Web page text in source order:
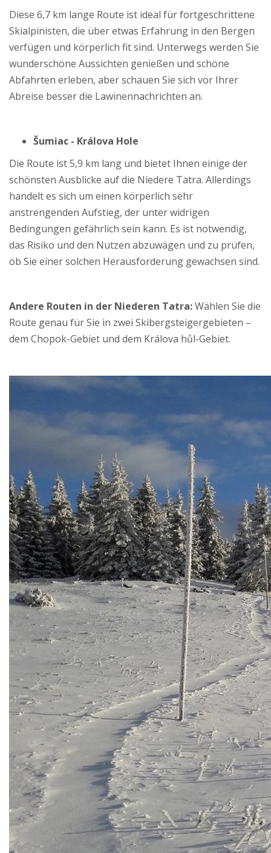
Diese 6,7 km lange Route ist ideal für fortgeschrittene
Skialpinisten, die über etwas Erfahrung in den Bergen
verfügen und körperlich fit sind. Unterwegs werden Sie
wunderschöne Aussichten genießen und schöne
Abfahrten erleben, aber schauen Sie sich vor Ihrer
Abreise besser die Lawinennachrichten an.
Šumiac - Králova Hole
Die Route ist 5,9 km lang und bietet Ihnen einige der
schönsten Ausblicke auf die Niedere Tatra. Allerdings
handelt es sich um einen körperlich sehr
anstrengenden Aufstieg, der unter widrigen
Bedingungen gefährlich sein kann. Es ist notwendig,
das Risiko und den Nutzen abzuwägen und zu prüfen,
ob Sie einer solchen Herausforderung gewachsen sind.
Andere Routen in der Niederen Tatra:Wählen Sie die
Route genau für Sie in zwei Skibergsteigergebieten –
dem Chopok-Gebiet und dem Králova hůl-Gebiet.